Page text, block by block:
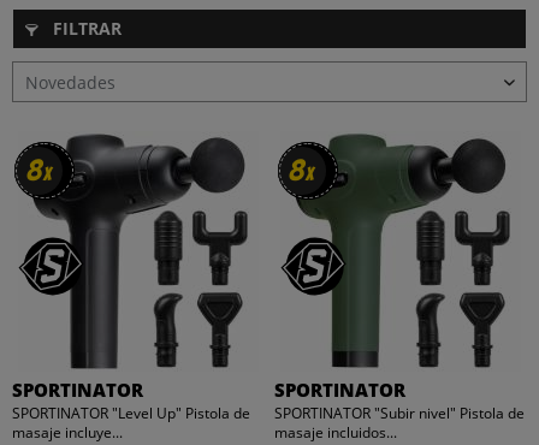
FILTRAR
8x
8x
SPORTINATOR
SPORTINATOR "Level Up" Pistola de
masaje incluye...
8x
8x
SPORTINATOR
SPORTINATOR "Subir nivel" Pistola de
masaje incluidos...